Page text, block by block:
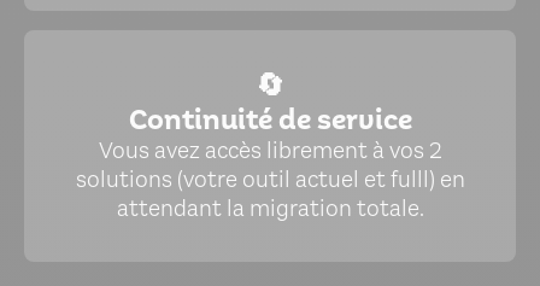
🔄
Continuité de service
Vous avez accès librement à vos 2
solutions (votre outil actuel et fulll) en
attendant la migration totale.